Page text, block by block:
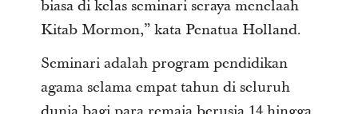
biasa di kelas seminari seraya menelaah
Kitab Mormon,” kata Penatua Holland.
Seminari adalah program pendidikan
agama selama empat tahun di seluruh